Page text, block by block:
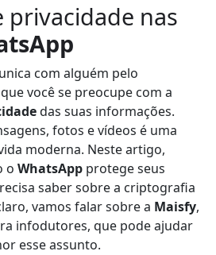
privacidade nas
com alguém pelo
você se preocupe com a
das suas informações.
fotos e vídeos é uma
moderna. Neste artigo,
o WhatsApp protege seus
saber sobre a criptografia
vamos falar sobre a Maisfy,
infodutores, que pode ajudar
esse assunto.